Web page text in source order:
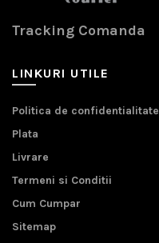
Tracking Comanda
LINKURI UTILE
Politica de confidentialitate
Plata
Livrare
Termeni si Conditii
Cum Cumpar
Sitemap